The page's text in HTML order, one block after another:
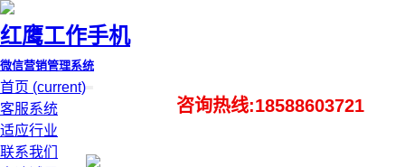
红鹰工作手机
微信营销管理系统
首页 (current)
客服系统
适应行业
联系我们
咨询热线:18588603721